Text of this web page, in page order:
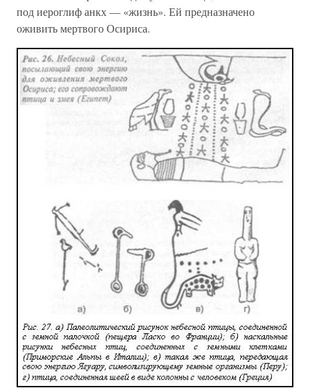
под иероглиф анкх — «жизнь». Ей предназначено
оживить мертвого Осириса.